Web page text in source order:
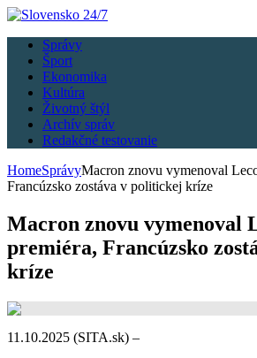
Správy
Šport
Ekonomika
Kultúra
Životný štýl
Archív správ
Redakčné testovanie
HomeSprávyMacron znovu vymenoval
Francúzsko zostáva v politickej kríze
Macron znovu vymenoval
premiéra, Francúzsko
kríze
11.10.2025 (SITA.sk) –